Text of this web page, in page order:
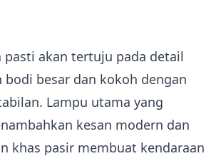
pasti akan tertuju pada detail
besar dan kokoh dengan
Lampu utama yang
kesan modern dan
khas pasir membuat kendaraan